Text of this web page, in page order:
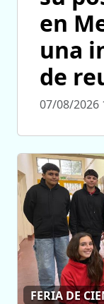
en
una
de
07/08/2026
FERIA DE